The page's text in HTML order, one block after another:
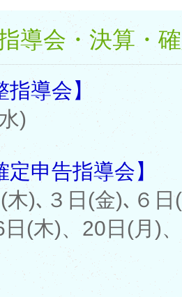
導会・決算・
指導会】
)
定申告指導会】
)､３日(金)､６日
日(木)、20日(月)